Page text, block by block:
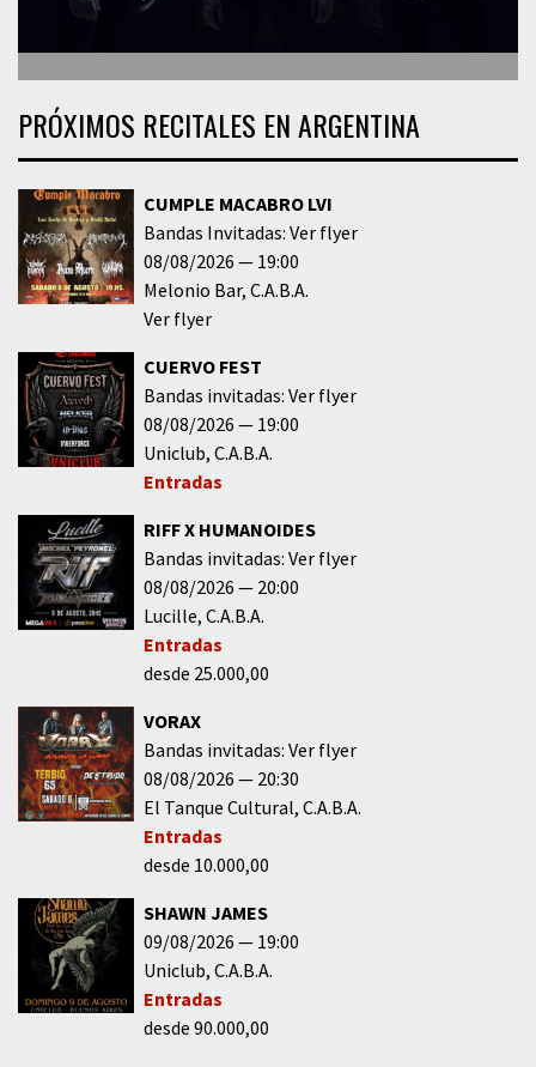
PRÓXIMOS RECITALES EN ARGENTINA
CUMPLE MACABRO LVI
Bandas Invitadas: Ver flyer
08/08/2026
19:00
Melonio Bar C.A.B.A.
Ver flyer
CUERVO FEST
Bandas invitadas: Ver flyer
08/08/2026
19:00
Uniclub C.A.B.A.
Entradas
RIFF X HUMANOIDES
Bandas invitadas: Ver flyer
08/08/2026
20:00
Lucille C.A.B.A.
Entradas
desde 25.000,00
VORAX
Bandas invitadas: Ver flyer
08/08/2026
20:30
El Tanque Cultural C.A.B.A.
Entradas
desde 10.000,00
SHAWN JAMES
09/08/2026
19:00
Uniclub C.A.B.A.
Entradas
desde 90.000,00